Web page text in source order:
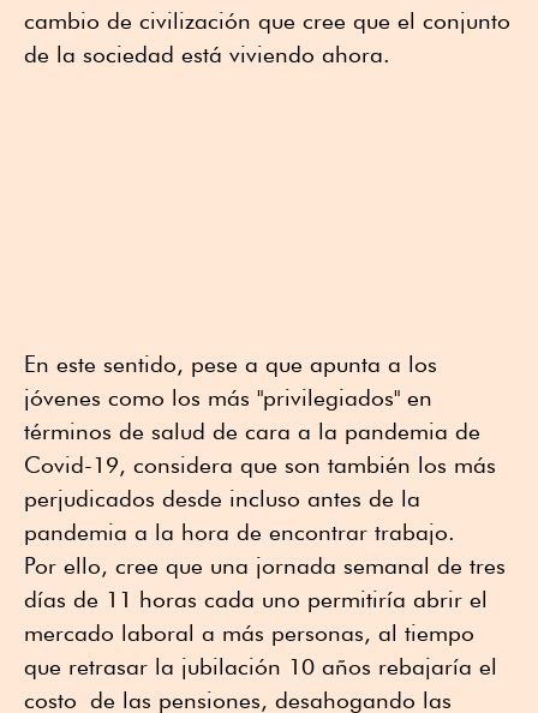
cambio de civilización que cree que el conjunto
de la sociedad está viviendo ahora.
En este sentido, pese a que apunta a los
jóvenes como los más "privilegiados" en
términos de salud de cara a la pandemia de
Covid-19, considera que son también los más
perjudicados desde incluso antes de la
pandemia a la hora de encontrar trabajo.
Por ello, cree que una jornada semanal de tres
días de 11 horas cada uno permitiría abrir el
mercado laboral a más personas, al tiempo
que retrasar la jubilación 10 años rebajaría el
costo de las pensiones, desahogando las